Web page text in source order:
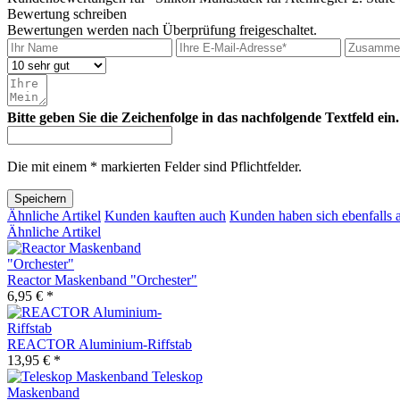
Bewertung schreiben
Bewertungen werden nach Überprüfung freigeschaltet.
Bitte geben Sie die Zeichenfolge in das nachfolgende Textfeld ein.
Die mit einem * markierten Felder sind Pflichtfelder.
Speichern
Ähnliche Artikel Kunden kauften auch Kunden haben sich ebenfalls
Ähnliche Artikel
Reactor Maskenband "Orchester"
6,95 € *
REACTOR Aluminium-Riffstab
13,95 € *
Teleskop
Maskenband